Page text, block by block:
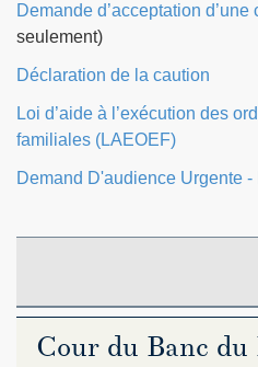
Demande d’acceptation d’une
seulement)
Déclaration de la caution
Loi d’aide à l’exécution des
familiales (LAEOEF)
Demand D'audience Urgente
Cour du Banc du